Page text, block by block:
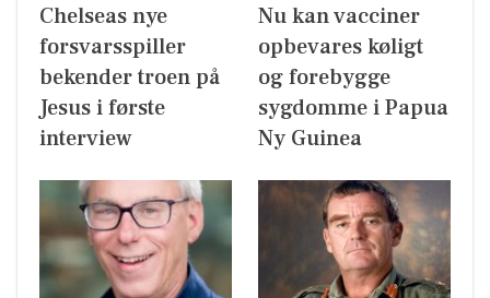
Chelseas nye
forsvarsspiller
bekender troen på
Jesus i første
interview
Nu kan vacciner
opbevares køligt
og forebygge
sygdomme i Papua
Ny Guinea